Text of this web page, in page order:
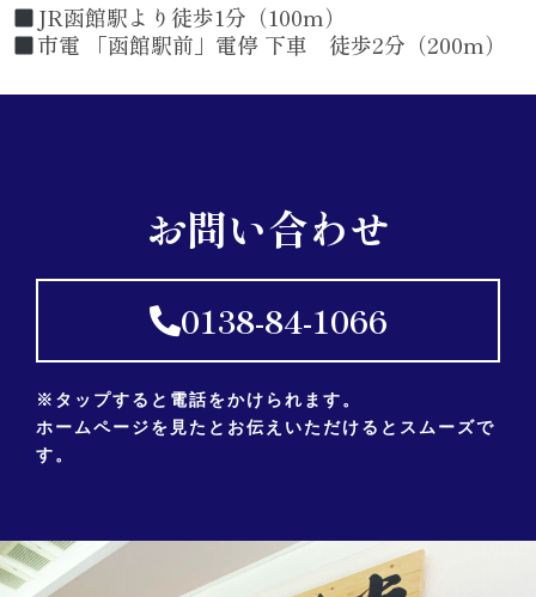
JR函館駅より徒歩1分（100m）
市電 「函館駅前」電停 下車 徒歩2分（200m）
お問い合わせ
0138-84-1066
※タップすると電話をかけられます。
ホームページを見たとお伝えいただけるとスムーズで
す。